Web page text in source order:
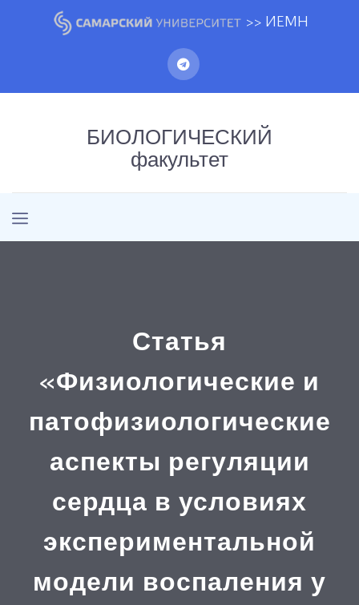
>> ИЕМН
БИОЛОГИЧЕСКИЙ
факультет
Статья
«Физиологические и
патофизиологические
аспекты регуляции
сердца в условиях
экспериментальной
модели воспаления у